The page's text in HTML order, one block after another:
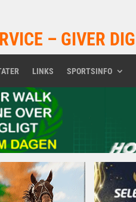
– GIVER
LINKS SPORTSINFO